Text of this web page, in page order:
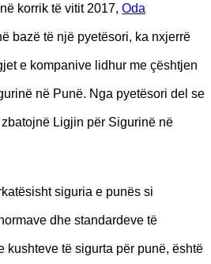
korrik të vitit 2017, Oda
bazë të një pyetësori, ka nxjerrë
e kompanive lidhur me çështjen
në Punë. Nga pyetësori del se
Ligjin për Sigurinë në
siguria e punës si
dhe standardeve të
kushteve të sigurta për punë, është